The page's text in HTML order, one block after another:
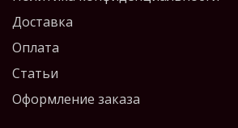
Доставка
Оплата
Статьи
Оформление заказа